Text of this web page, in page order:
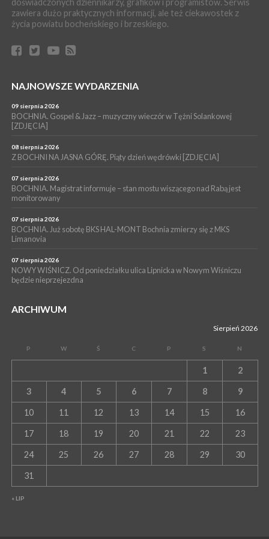
06 sierpnia 2026
LIPNICA MUROWANA. Oddaj krew, pomóż potrzebującym!
06 sierpnia 2026
BOCHNIA. W niedzielę Muzyczna Altana, a w niej Orkiestra Dęta
WYDARZENIA
BRZESKO. Lepsze warunki dla strażaków z OSP Okocim!
WYDARZENIA
BORZĘCIN. Już w najbliższy weekend XIX Borzęckie Święto
Grzyba: Zenek Martyniuk i Justyna Steczkowska
zawiera dużo praktycznych informacji, ale też ciekawostek z
życia powiatu bocheńskiego i brzeskiego.
NAJNOWSZE WYDARZENIA
09 sierpnia 2026
BOCHNIA. Gospel & Jazz – muzyczny wieczór w Tężni Solankowej
[ZDJĘCIA]
08 sierpnia 2026
Z BOCHNI NA JASNA GÓRĘ. Piąty dzień wędrówki [ZDJĘCIA]
07 sierpnia 2026
BOCHNIA. Magistrat informuje – stan mostu wiszącego nad Rabą jest
monitorowany
07 sierpnia 2026
BOCHNIA. Już sobotę BKS HAL-MONT Bochnia zmierzy się z MKS
Limanovia
07 sierpnia 2026
NOWY WIŚNICZ. Od poniedziałku ulica Lipnicka w Nowym Wiśniczu
będzie nieprzejezdna
ARCHIWUM
Sierpień 2026
P W Ś C P S N
« LIP
1 2
3 4 5 6 7 8 9
10 11 12 13 14 15 16
17 18 19 20 21 22 23
24 25 26 27 28 29 30
31